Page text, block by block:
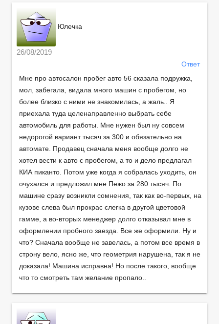
Юлечка
26/08/2019
Ответ
Мне про автосалон пробег авто 56 сказала подружка,
мол, забегала, видала много машин с пробегом, но
более близко с ними не знакомилась, а жаль.. Я
приехала туда целенаправленно выбрать себе
автомобиль для работы. Мне нужен был ну совсем
недорогой вариант тысяч за 300 и обязательно на
автомате. Продавец сначала меня вообще долго не
хотел вести к авто с пробегом, а то и дело предлагал
КИА пиканто. Потом уже когда я собралась уходить, он
очухался и предложил мне Пежо за 280 тысяч. По
машине сразу возникли сомнения, так как во-первых, на
кузове слева был прокрас слегка в другой цветовой
гамме, а во-вторых менеджер долго отказывал мне в
оформлении пробного заезда. Все же оформили. Ну и
что? Сначала вообще не завелась, а потом все время в
строну вело, ясно же, что геометрия нарушена, так я не
доказала! Машина исправна! Но после такого, вообще
что то смотреть там желание пропало..